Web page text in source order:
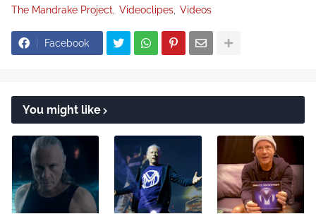
The Mandrake Project Videoclipes Videos
Facebook
You might like